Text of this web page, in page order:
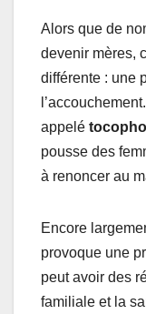
Alors que de
devenir mères,
différente : une
appelé
pousse des
à renoncer au
Encore
provoque une
peut avoir des
familiale et la